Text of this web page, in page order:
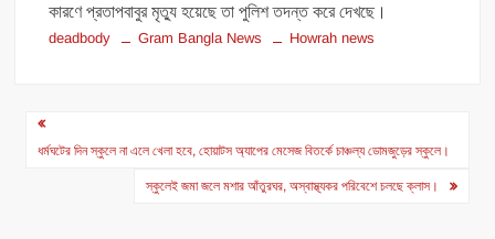
কারণে প্রতাপবাবুর মৃত্যু হয়েছে তা পুলিশ তদন্ত করে দেখছে।
deadbody Gram Bangla News Howrah news
Post
navigation
ধর্মঘটের দিন স্কুলে না এলে খেলা হবে, হোয়াটস অ্যাপের মেসেজ বিতর্কে চাঞ্চল্য ডোমজুড়ের স্কুলে।
স্কুলেই জমা জলে মশার আঁতুরঘর, অস্বাস্থ্যকর পরিবেশে চলছে ক্লাস।